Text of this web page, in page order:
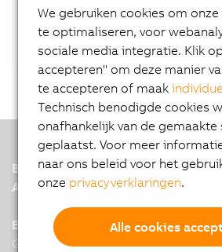
B&R
A member of the ABB Group
B&R Headquarters: Merelbeke
Guldensporenpark 28
We gebruiken cookies om
te optimaliseren, voor
sociale media integratie. Klik
accepteren" om deze manier
te accepteren of maak
Technisch benodigde cookies
onafhankelijk van de gemaakte
geplaatst. Voor meer
naar ons beleid voor het
onze privacyverklaringen.
Alle cookies